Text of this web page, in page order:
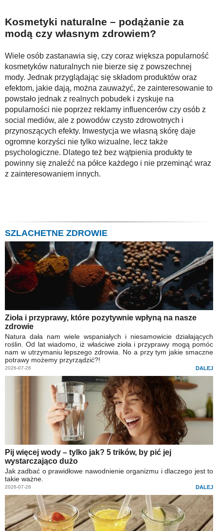
Kosmetyki naturalne – podążanie za
modą czy własnym zdrowiem?
Wiele osób zastanawia się, czy coraz większa popularność
kosmetyków naturalnych nie bierze się z powszechnej
mody. Jednak przyglądając się składom produktów oraz
efektom, jakie dają, można zauważyć, że zainteresowanie to
powstało jednak z realnych pobudek i zyskuje na
popularności nie poprzez reklamy influencerów czy osób z
social mediów, ale z powodów czysto zdrowotnych i
przynoszących efekty. Inwestycja we własną skórę daje
ogromne korzyści nie tylko wizualne, lecz także
psychologiczne. Dlatego też bez wątpienia produkty te
powinny się znaleźć na półce każdego i nie przeminąć wraz
z zainteresowaniem innych.
SZLACHETNE ZDROWIE
Zioła i przyprawy, które pozytywnie wpłyną na nasze
zdrowie
Natura dała nam wiele wspaniałych i niesamowicie działających
roślin. Od lat wiadomo, iż właściwe zioła i przyprawy mogą pomóc
nam w utrzymaniu lepszego zdrowia. No a przy tym jakie smaczne
potrawy możemy przyrządzić?!
2026-07-26 DALEJ
Pij więcej wody – tylko jak? 5 trików, by pić jej
wystarczająco dużo
Jak zadbać o prawidłowe nawodnienie organizmu i dlaczego jest to
takie ważne.
2026-07-26 DALEJ